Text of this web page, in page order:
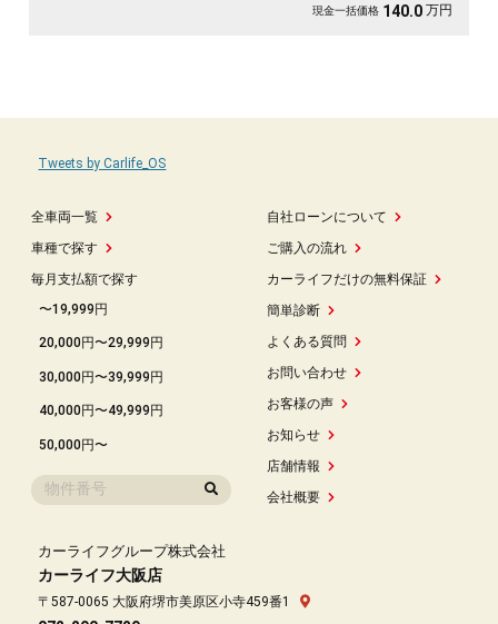
現金一括価格 140.0 万円
全車両一覧
車種で探す
毎月支払額で探す
〜19,999円
20,000円〜29,999円
30,000円〜39,999円
40,000円〜49,999円
50,000円〜
自社ローンについて
ご購入の流れ
カーライフだけの無料保証
簡単診断
よくある質問
お問い合わせ
お客様の声
お知らせ
店舗情報
会社概要
Tweets by Carlife_OS
カーライフグループ株式会社
カーライフ大阪店
〒587-0065 大阪府堺市美原区小寺459番1